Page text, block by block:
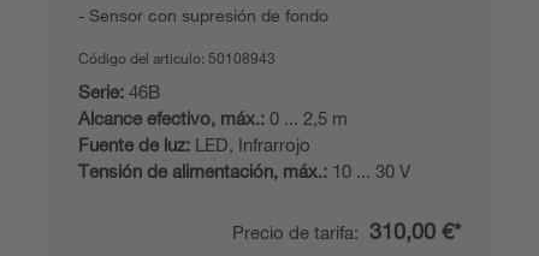
Sensor con supresión de fondo
Código del articulo: 50108943
Serie: 46B
Alcance efectivo, máx.: 0 ... 2,5 m
Fuente de luz: LED, Infrarrojo
Tensión de alimentación, máx.: 10 ... 30 V
Precio de tarifa: 310,00 €*